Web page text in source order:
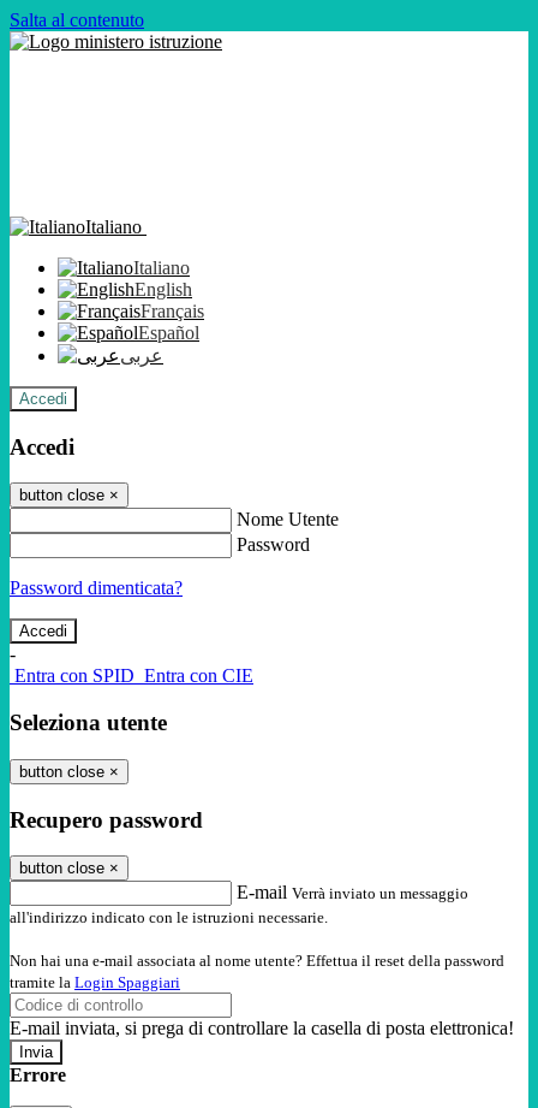
Salta al contenuto
Italiano
Italiano
English
Français
Español
عربى
Accedi
Accedi
button close ×
Nome Utente
Password
Password dimenticata?
-
Entra con SPID Entra con CIE
Seleziona utente
button close ×
Recupero password
button close ×
E-mail Verrà inviato un messaggio
all'indirizzo indicato con le istruzioni necessarie.
Non hai una e-mail associata al nome utente? Effettua il reset della password
tramite la Login Spaggiari
E-mail inviata, si prega di controllare la casella di posta elettronica!
Errore